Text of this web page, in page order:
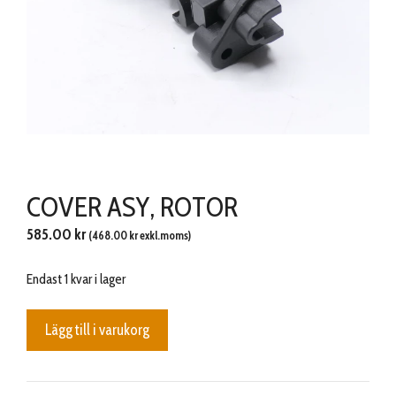
COVER ASY, ROTOR
585.00 kr (468.00 krexkl.moms)
Endast 1 kvar i lager
ASY,
mängd
Lägg till i varukorg